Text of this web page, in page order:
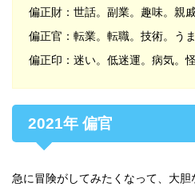
偏正財：世話。副業。趣味。親
偏正官：転業。転職。技術。うま
偏正印：迷い。低迷運。病気。怪
2021年 偏官
急に冒険がしてみたくなって、大